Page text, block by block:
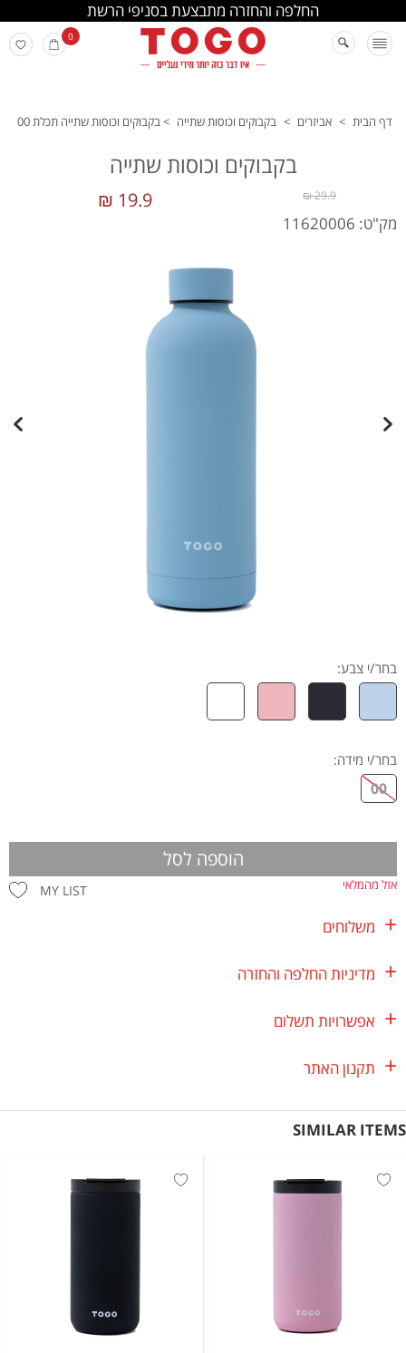
החלפה והחזרה מתבצעת בסניפי הרשת
0
דף הבית > אביזרים > בקבוקים וכוסות שתייה >בקבוקים וכוסות שתייה תכלת 00
בקבוקים וכוסות שתייה
19.9 ₪ 29.9 ₪
מק"ט: 11620006
בחר/י צבע:
בחר/י מידה:
00
הוספה לסל
MY LIST אזל מהמלאי
משלוחים
מדיניות החלפה והחזרה
אפשרויות תשלום
תקנון האתר
SIMILAR ITEMS